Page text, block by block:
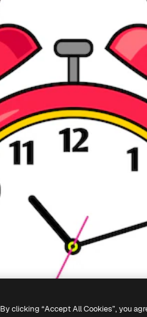
By clicking “Accept All Cookies”, you